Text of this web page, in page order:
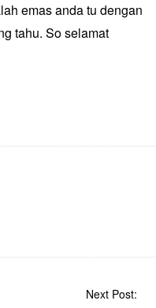
emas anda tu dengan
tahu. So selamat
Next Post: